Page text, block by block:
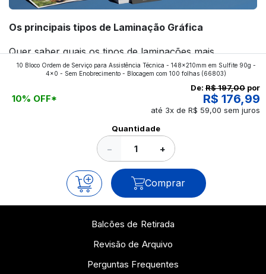
Os principais tipos de Laminação Gráfica
Quer saber quais os tipos de laminações mais
aplicados nos impressos da gráfica FuturaIM? Então,
continue a leitura que vamos revelar para você!
10 Bloco Ordem de Serviço para Assistência Técnica - 148x210mm em Sulfite 90g -
4x0 - Sem Enobrecimento - Blocagem com 100 folhas (66803)
10% OFF*
De: R$ 197,00 por
R$ 176,99
até 3x de R$ 59,00 sem juros
Quantidade
− +
Comprar
Balcões de Retirada
Revisão de Arquivo
Perguntas Frequentes